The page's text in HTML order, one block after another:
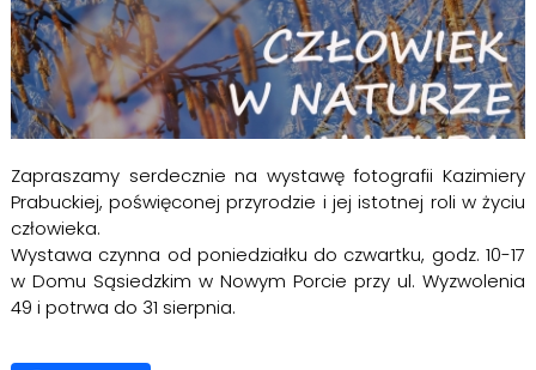
Zapraszamy serdecznie na wystawę fotografii Kazimiery
Prabuckiej, poświęconej przyrodzie i jej istotnej roli w życiu
człowieka.
Wystawa czynna od poniedziałku do czwartku, godz. 10-17
w Domu Sąsiedzkim w Nowym Porcie przy ul. Wyzwolenia
49 i potrwa do 31 sierpnia.